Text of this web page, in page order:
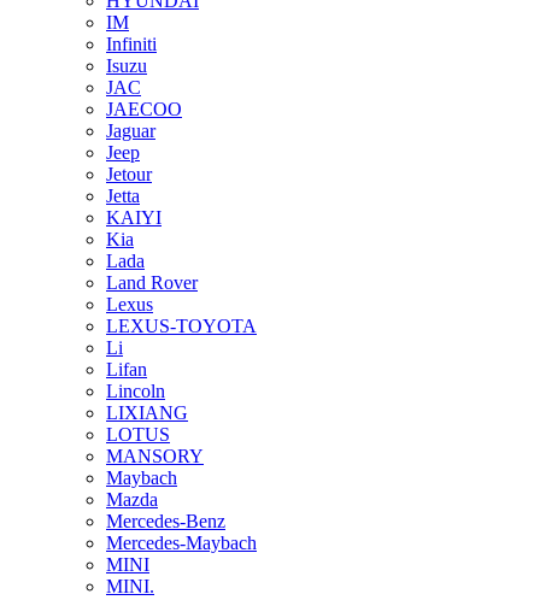
IM
Infiniti
Isuzu
JAC
JAECOO
Jaguar
Jeep
Jetour
Jetta
KAIYI
Kia
Lada
Land Rover
Lexus
LEXUS-TOYOTA
Li
Lifan
Lincoln
LIXIANG
LOTUS
MANSORY
Maybach
Mazda
Mercedes-Benz
Mercedes-Maybach
MINI
MINI.